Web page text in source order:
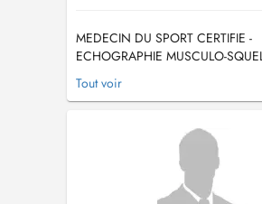
MEDECIN DU SPORT CERTIFIE -
ECHOGRAPHIE MUSCULO-
INFILTRATION PRP -
SPORTIF - CERTIFIE LA CLINIQUE
Prise de RDV via doctena ou via
13. Je suis médecin du sport
l'UCL/ULG et spécialisé dans la ...
Tout voir